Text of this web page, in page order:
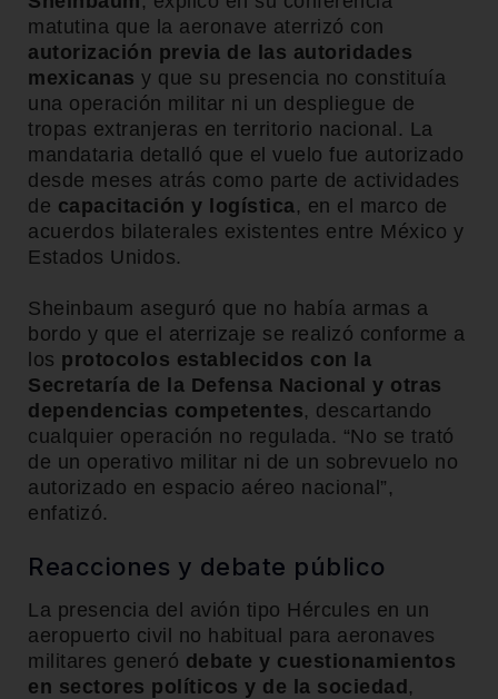
matutina que la aeronave aterrizó con
autorización previa de las autoridades
mexicanas y que su presencia no constituía
una operación militar ni un despliegue de
tropas extranjeras en territorio nacional. La
mandataria detalló que el vuelo fue autorizado
desde meses atrás como parte de actividades
de capacitación y logística, en el marco de
acuerdos bilaterales existentes entre México y
Estados Unidos.
Sheinbaum aseguró que no había armas a
bordo y que el aterrizaje se realizó conforme a
los protocolos establecidos con la
Secretaría de la Defensa Nacional y otras
dependencias competentes, descartando
cualquier operación no regulada. “No se trató
de un operativo militar ni de un sobrevuelo no
autorizado en espacio aéreo nacional”,
enfatizó.
Reacciones y debate público
La presencia del avión tipo Hércules en un
aeropuerto civil no habitual para aeronaves
militares generó debate y cuestionamientos
en sectores políticos y de la sociedad ,